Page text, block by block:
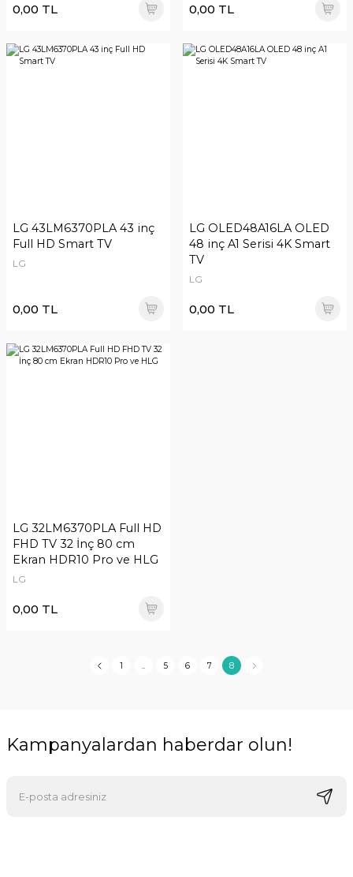
0,00 TL 0,00 TL
LG 43LM6370PLA 43 inç
Full HD Smart TV
LG
0,00 TL
LG OLED48A16LA OLED
48 inç A1 Serisi 4K Smart
TV
LG
0,00 TL
LG 32LM6370PLA Full HD
FHD TV 32 İnç 80 cm
Ekran HDR10 Pro ve HLG
LG
0,00 TL
1 5 6 7 8
Kampanyalardan haberdar olun!